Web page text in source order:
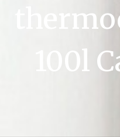
100l